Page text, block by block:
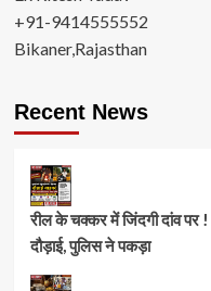
+91-9414555552
Bikaner,Rajasthan
Recent News
रील के चक्कर में जिंदगी दांव पर
दौड़ाई, पुलिस ने पकड़ा